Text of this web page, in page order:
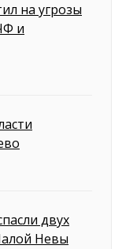
на угрозы
и
двух
Невы